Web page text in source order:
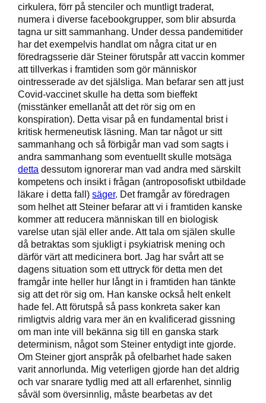
cirkulera, förr på stenciler och muntligt traderat,
numera i diverse facebookgrupper, som blir absurda
tagna ur sitt sammanhang. Under dessa pandemitider
har det exempelvis handlat om några citat ur en
föredragsserie där Steiner förutspår att vaccin kommer
att tillverkas i framtiden som gör människor
ointresserade av det själsliga. Man befarar sen att just
Covid-vaccinet skulle ha detta som bieffekt
(misstänker emellanåt att det rör sig om en
konspiration). Detta visar på en fundamental brist i
kritisk hermeneutisk läsning. Man tar något ur sitt
sammanhang och så förbigår man vad som sagts i
andra sammanhang som eventuellt skulle motsäga
detta dessutom ignorerar man vad andra med särskilt
kompetens och insikt i frågan (antroposofiskt utbildade
läkare i detta fall)säger. Det framgår av föredragen
som helhet att Steiner befarar att vi i framtiden kanske
kommer att reducera människan till en biologisk
varelse utan själ eller ande. Att tala om själen skulle
då betraktas som sjukligt i psykiatrisk mening och
därför värt att medicinera bort. Jag har svårt att se
dagens situation som ett uttryck för detta men det
framgår inte heller hur långt in i framtiden han tänkte
sig att det rör sig om. Han kanske också helt enkelt
hade fel. Att förutspå så pass konkreta saker kan
rimligtvis aldrig vara mer än en kvalificerad gissning
om man inte vill bekänna sig till en ganska stark
determinism, något som Steiner entydigt inte gjorde.
Om Steiner gjort anspråk på ofelbarhet hade saken
varit annorlunda. Mig veterligen gjorde han det aldrig
och var snarare tydlig med att all erfarenhet, sinnlig
såväl som översinnlig, måste bearbetas av det